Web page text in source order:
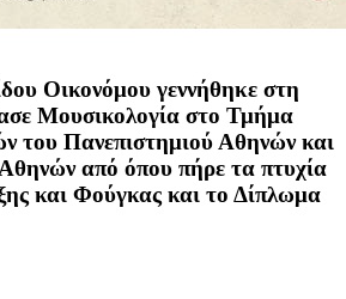
Οικονόμου γεννήθηκε στη
Μουσικολογία στο Τμήμα
του Πανεπιστημιού Αθηνών και
από όπου πήρε τα πτυχία
και Φούγκας και το Δίπλωμα